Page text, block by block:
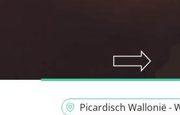
Picardisch Wallonië -